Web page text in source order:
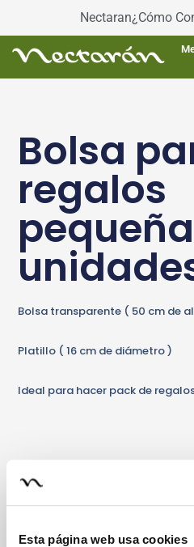
Esta página web usa cookies
Nectaran¿Cómo
Bolsa
regalos
peque
Bolsa transparente ( 50 cm de
Platillo ( 16 cm de diámetro )
Ideal para hacer pack de